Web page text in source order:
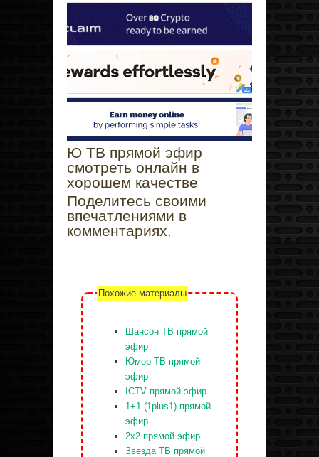
Ю ТВ прямой эфир
смотреть онлайн в
хорошем качестве
Поделитесь своими
впечатлениями в
комментариях.
Похожие материалы
Шансон ТВ прямой
эфир
Юмор ТВ прямой
эфир
ICTV прямой эфир
1+1 (1plus1) прямой
эфир
2x2 прямой эфир
Звезда ТВ прямой